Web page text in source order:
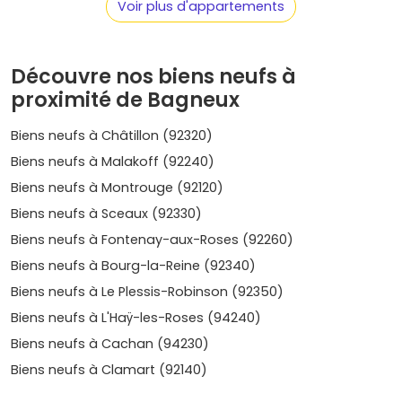
termes d’infrastructures, Bagneux attire de plus en plus
de locataires. Cela garantit un investissement pérenne, en
particulier pour les petites surfaces prisées par les
étudiants et jeunes actifs.
Les quartiers à surveiller pour
investir à Bagneux
Quartier des Mathurins
Ce quartier est en plein renouvellement grâce à des
projets immobiliers modernes et à de nouveaux espaces
publics. C'est un secteur à fort potentiel pour les
investisseurs.
Le centre de Bagneux, avec ses commerces et ses
Voir plus d'appartements
Découvre nos biens neufs à
proximité de Bagneux
Biens neufs à Châtillon (92320)
Biens neufs à Malakoff (92240)
Biens neufs à Montrouge (92120)
Biens neufs à Sceaux (92330)
Biens neufs à Fontenay-aux-Roses (92260)
Biens neufs à Bourg-la-Reine (92340)
Biens neufs à Le Plessis-Robinson (92350)
Biens neufs à L'Haÿ-les-Roses (94240)
Biens neufs à Cachan (94230)
Biens neufs à Clamart (92140)